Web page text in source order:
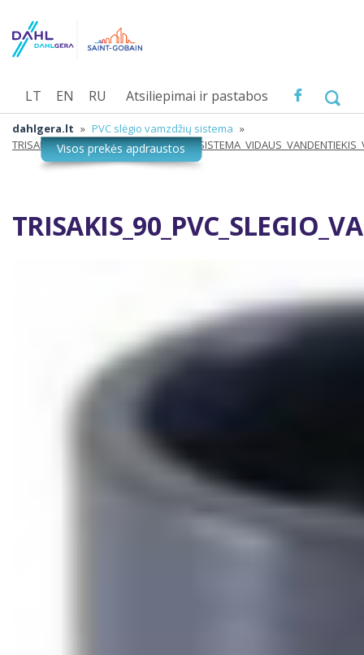
Atsiliepimai ir pastabos
LT EN RU
dahlgera.lt » PVC slėgio vamzdžių sistema »